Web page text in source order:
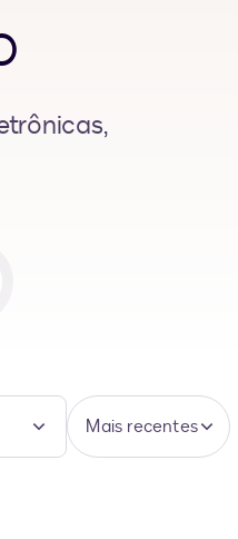
Mais recentes